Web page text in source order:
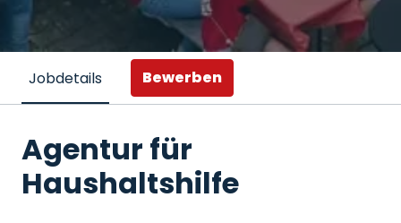
Jobdetails Bewerben
Agentur für
Haushaltshilfe